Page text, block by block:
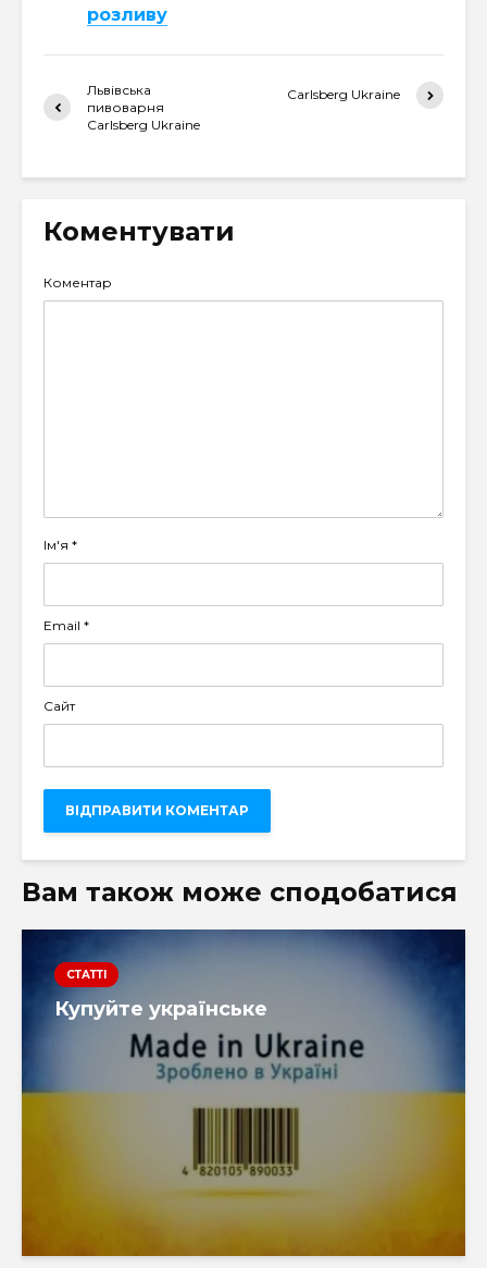
розливу
Львівська
пивоварня
Carlsberg Ukraine
Carlsberg Ukraine
Коментувати
Коментар
Ім'я *
Email *
Сайт
Вам також може сподобатися
СТАТТІ
Купуйте українське